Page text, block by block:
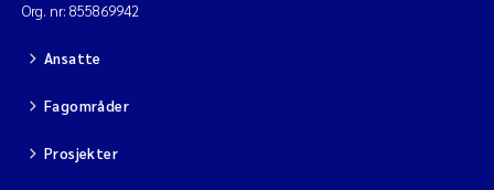
Org. nr: 855869942
Ansatte
Fagområder
Prosjekter